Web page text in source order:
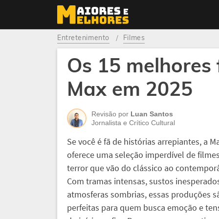
Entretenimento Filmes
Os 15
Max em 2025
Revisão por Luan Santos
Jornalista e Crítico Cultural
Se você é fã de histórias arrepiantes, a
oferece uma seleção imperdível de
terror que vão do clássico ao
Com tramas intensas, sustos
atmosferas sombrias, essas produções
perfeitas para quem busca emoção e